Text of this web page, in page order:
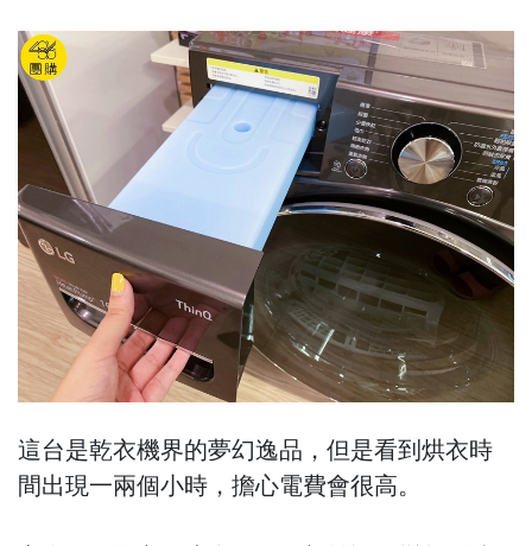
這台是乾衣機界的夢幻逸品，但是看到烘衣時
間出現一兩個小時，擔心電費會很高。